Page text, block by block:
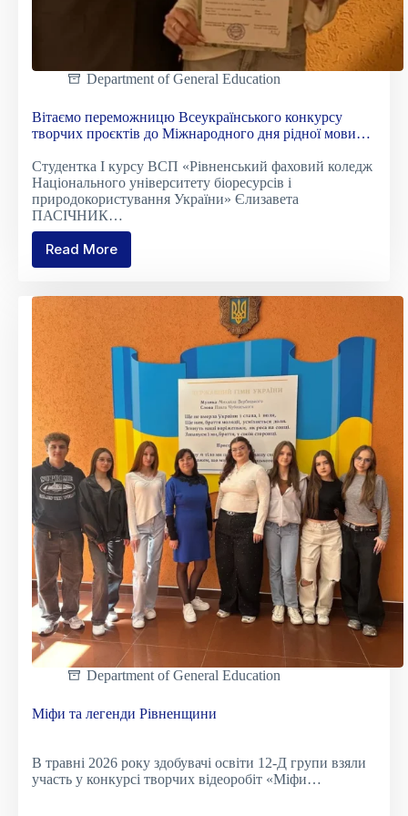
Department of General Education
Вітаємо переможницю Всеукраїнського конкурсу
творчих проєктів до Міжнародного дня рідної мови
Студентка І курсу ВСП «Рівненський фаховий коледж
Національного університету біоресурсів і
природокористування України» Єлизавета
ПАСІЧНИК…
Read More
Вітаємо
конкурсу
проєктів
до
Міжнародного
дня
рідної
Єлизавету
ПАСІЧНИК,
яка
посіла
ІІІ
місце!
Department of General Education
Міфи та легенди Рівненщини
В травні 2026 року здобувачі освіти 12-Д групи взяли
участь у конкурсі творчих відеоробіт «Міфи…